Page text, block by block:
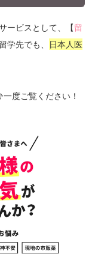
ービスとして、【留
学先でも、
日本人医
度ご覧ください！